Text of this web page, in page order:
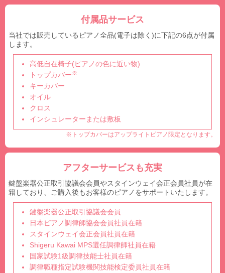
付属品サービス
当社では販売しているピアノ全品(電子は除く)に下記の6点が付属
します。
高低自在椅子(ピアノの色に近い物)
トップカバー※
キーカバー
オイル
クロス
インシュレーターまたは敷板
※トップカバーはアップライトピアノ限定となります。
アフターサービスも充実
鍵盤楽器公正取引協議会会員やスタインウェイ会正会員社員が在
籍しており、ご購入後もお客様のピアノをサポートいたします。
鍵盤楽器公正取引協議会会員
日本ピアノ調律師協会会員社員在籍
スタインウェイ会正会員社員在籍
Shigeru Kawai MPS選任調律師社員在籍
国家試験1級調律技能士社員在籍
調律職種指定試験機関技能検定委員社員在籍